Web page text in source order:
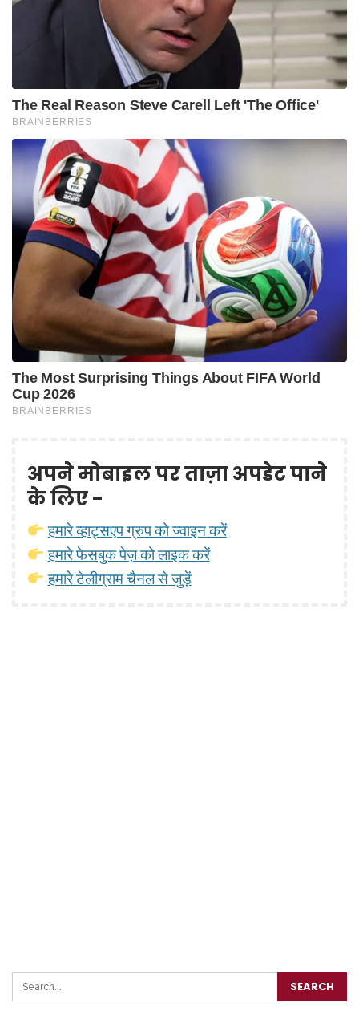
अपने मोबाइल पर ताज़ा अपडेट पाने
के लिए -
हमारे व्हाट्सएप ग्रुप को ज्वाइन करें
हमारे फेसबुक पेज़ को लाइक करें
हमारे टेलीग्राम चैनल से जुड़ें